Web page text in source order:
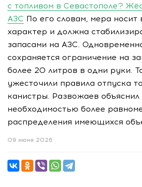
с топливом в Севастополе?
АЗС По его словам, мера носит
характер и должна
запасами на АЗС.
сохраняется ограничение на
более 20 литров в одни руки.
ужесточили правила отпуска
канистры. Развожаев
необходимостью более
распределения имеющихся
09 июня 2026